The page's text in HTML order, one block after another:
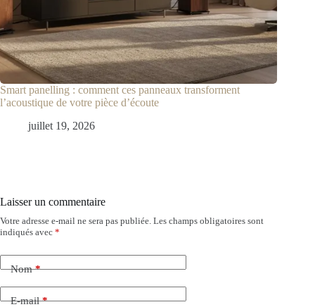
Smart panelling : comment ces panneaux transforment
l’acoustique de votre pièce d’écoute
juillet 19, 2026
Laisser un commentaire
Votre adresse e-mail ne sera pas publiée. Les champs obligatoires sont
indiqués avec *
Nom*
E-mail*